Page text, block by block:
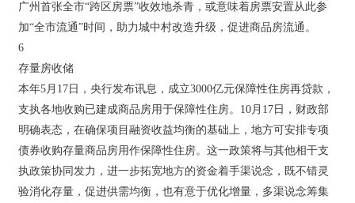
广州首张全市“跨区房票”收效地杀青，或意味着房票安置从此参
加“全市流通”时间，助力城中村改造升级，促进商品房流通。
6
存量房收储
本年5月17日，央行发布讯息，成立3000亿元保障性住房再贷款，
支执各地收购已建成商品房用于保障性住房。10月17日，财政部
明确表态，在确保项目融资收益均衡的基础上，地方可安排专项
债券收购存量商品房用作保障性住房。这一政策将与其他相干支
执政策协同发力，进一步拓宽地方的资金着手渠说念，既不错灵
验消化存量，促进供需均衡，也有意于优化增量，多渠说念筹集